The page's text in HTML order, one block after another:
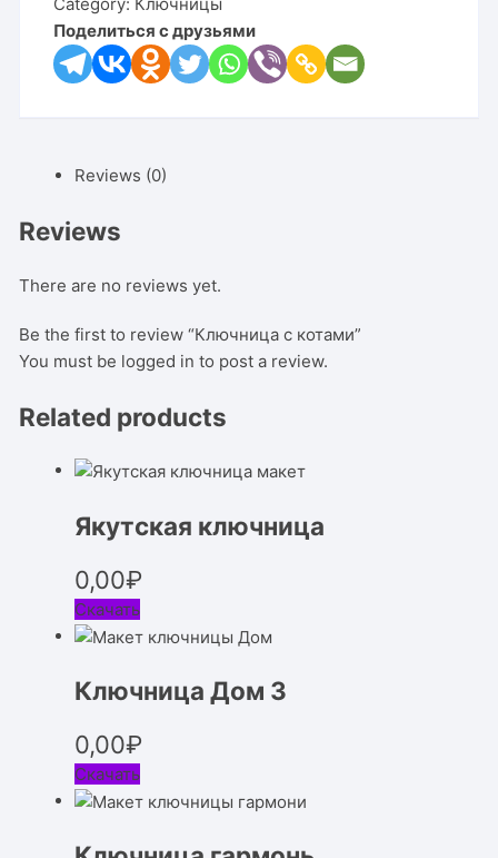
Поделиться с друзьями
Reviews (0)
Reviews
There are no reviews yet.
Be the first to review “Ключница с котами”
You must be logged in to post a review.
Related products
Якутская ключница
0,00₽
Скачать
Ключница Дом 3
0,00₽
Скачать